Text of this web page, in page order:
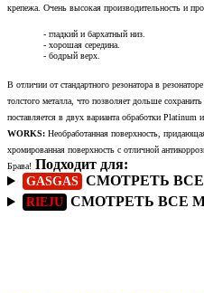
крепежа. Очень высокая производительность и
- гладкий и бархатный низ.
- хорошая середина.
- бодрый верх.
В отличии от стандартного резонатора в
толстого металла, что позволяет дольше
поставляется в двух варианта обработки Platinum
WORKS: Необработанная поверхность,
хромированная поверхность с отличной
Брава! Подходит для:
GASGAS СМОТРЕТЬ
RIEJU СМОТРЕТЬ ВСЕ